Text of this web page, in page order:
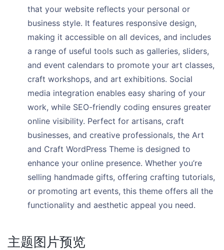
that your website reflects your personal or
business style. It features responsive design,
making it accessible on all devices, and includes
a range of useful tools such as galleries, sliders,
and event calendars to promote your art classes,
craft workshops, and art exhibitions. Social
media integration enables easy sharing of your
work, while SEO-friendly coding ensures greater
online visibility. Perfect for artisans, craft
businesses, and creative professionals, the Art
and Craft WordPress Theme is designed to
enhance your online presence. Whether you’re
selling handmade gifts, offering crafting tutorials,
or promoting art events, this theme offers all the
functionality and aesthetic appeal you need.
主题图片预览